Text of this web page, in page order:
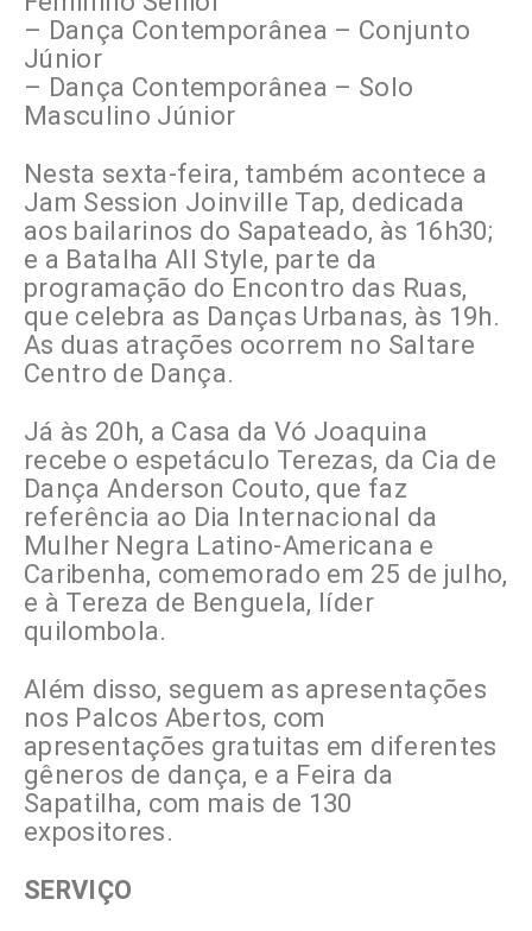
– Dança Contemporânea – Conjunto
Júnior
– Dança Contemporânea – Solo
Masculino Júnior
Nesta sexta-feira, também acontece a
Jam Session Joinville Tap, dedicada
aos bailarinos do Sapateado, às 16h30;
e a Batalha All Style, parte da
programação do Encontro das Ruas,
que celebra as Danças Urbanas, às 19h.
As duas atrações ocorrem no Saltare
Centro de Dança.
Já às 20h, a Casa da Vó Joaquina
recebe o espetáculo Terezas, da Cia de
Dança Anderson Couto, que faz
referência ao Dia Internacional da
Mulher Negra Latino-Americana e
Caribenha, comemorado em 25 de julho,
e à Tereza de Benguela, líder
quilombola.
Além disso, seguem as apresentações
nos Palcos Abertos, com
apresentações gratuitas em diferentes
gêneros de dança, e a Feira da
Sapatilha, com mais de 130
expositores.
SERVIÇO